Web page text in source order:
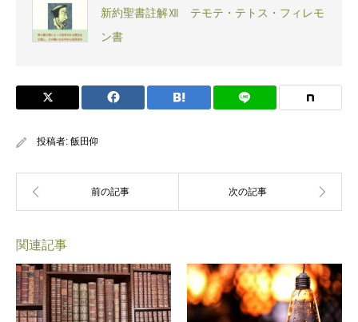
新約聖書註解Ⅻ テモテ・テトス・フィレモ
ン書
投稿者: 飯田仰
関連記事